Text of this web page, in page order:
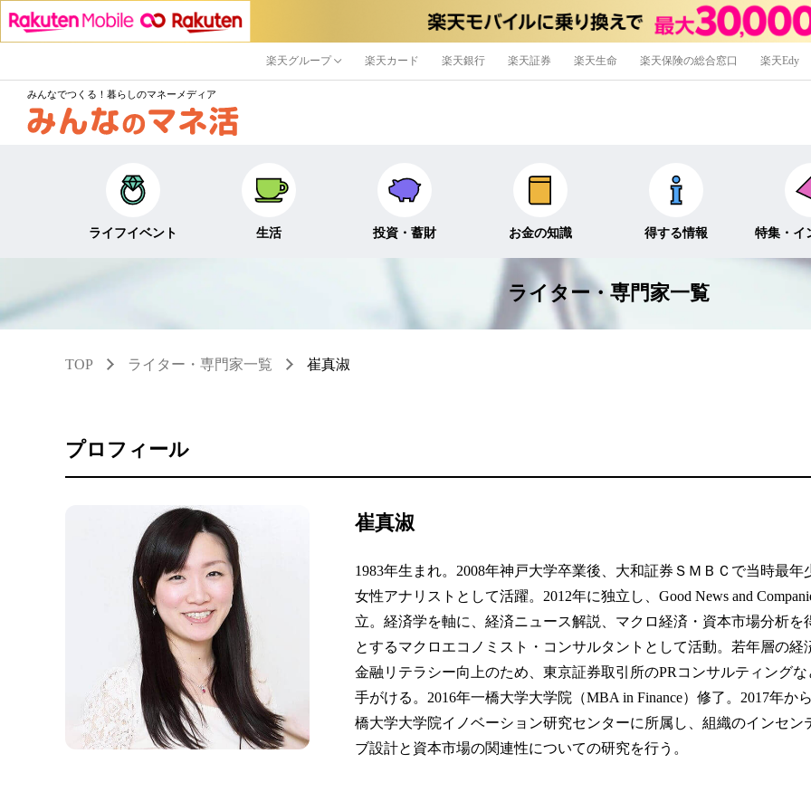
楽天グループ 楽天カード 楽天銀行 楽天証券 楽天生命 楽天保険の総合窓口 楽天Edy
みんなでつくる！暮らしのマネーメディア
ライフイベント
キャリア・働き方
教育
生活
貯蓄
投資・蓄財
NISA
お金の知識
経済キーワード
得する情報
ポイ活・節約術
特集・イ
ライター・専門家一覧
TOP ライター・専門家一覧 崔真淑
プロフィール
崔真淑
1983年生まれ。2008年神戸大学卒業後、大和証券ＳＭＢＣで当時最年
女性アナリストとして活躍。2012年に独立し、Good News and
立。経済学を軸に、経済ニュース解説、マクロ経済・資本市場分析を
とするマクロエコノミスト・コンサルタントとして活動。若年層の経
金融リテラシー向上のため、東京証券取引所のPRコンサルティングな
手がける。2016年一橋大学大学院（MBA in Finance）修了。2017年か
橋大学大学院イノベーション研究センターに所属し、組織のインセン
ブ設計と資本市場の関連性についての研究を行う。